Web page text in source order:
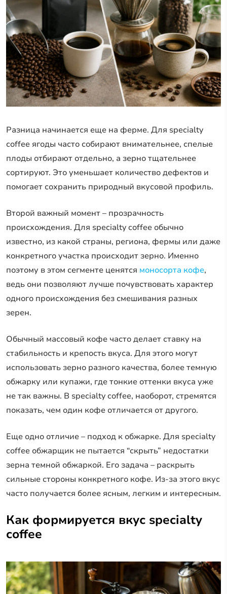
Разница начинается еще на ферме. Для specialty
coffee ягоды часто собирают внимательнее, спелые
плоды отбирают отдельно, а зерно тщательнее
сортируют. Это уменьшает количество дефектов и
помогает сохранить природный вкусовой профиль.
Второй важный момент – прозрачность
происхождения. Для specialty coffee обычно
известно, из какой страны, региона, фермы или даже
конкретного участка происходит зерно. Именно
поэтому в этом сегменте ценятся моносорта кофе,
ведь они позволяют лучше почувствовать характер
одного происхождения без смешивания разных
зерен.
Обычный массовый кофе часто делает ставку на
стабильность и крепость вкуса. Для этого могут
использовать зерно разного качества, более темную
обжарку или купажи, где тонкие оттенки вкуса уже
не так важны. В specialty coffee, наоборот, стремятся
показать, чем один кофе отличается от другого.
Еще одно отличие – подход к обжарке. Для specialty
coffee обжарщик не пытается “скрыть” недостатки
зерна темной обжаркой. Его задача – раскрыть
сильные стороны конкретного кофе. Из-за этого вкус
часто получается более ясным, легким и интересным.
Как формируется вкус specialty
coffee